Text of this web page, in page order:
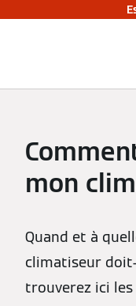
mon
Quand et à
climatiseur
trouverez ici